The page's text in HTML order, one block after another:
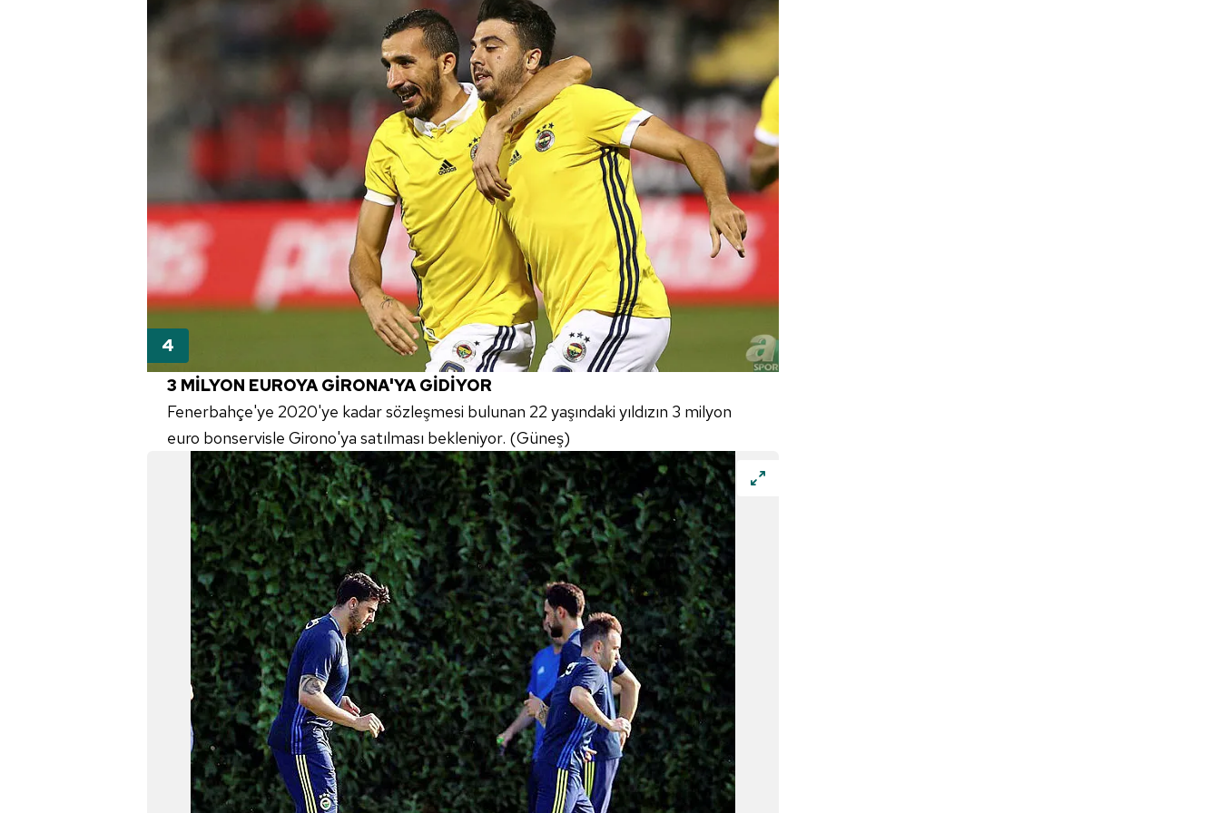
mevzuata uygun olarak kullanılan çerezlerle ilgili bilgi almak için lütfentıklayınız
3 MİLYON EUROYA GİRONA'YA GİDİYOR
Fenerbahçe'ye 2020'ye kadar sözleşmesi bulunan 22 yaşındaki yıldızın 3 milyon
euro bonservisle Girono'ya satılması bekleniyor. (Güneş)